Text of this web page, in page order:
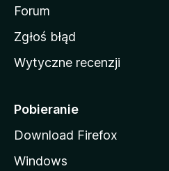
o
z
l
i
Forum
Zgłoś błąd
Wytyczne recenzji
Pobieranie
Download Firefox
Windows